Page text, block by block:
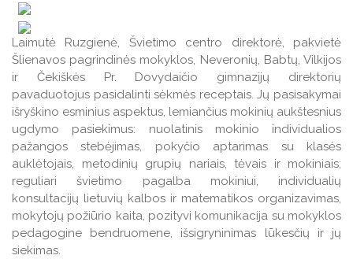
Laimutė Ruzgienė, Švietimo centro direktorė, pakvietė
Šlienavos pagrindinės mokyklos, Neveronių, Babtų, Vilkijos
ir Čekiškės Pr. Dovydaičio gimnazijų direktorių
pavaduotojus pasidalinti sėkmės receptais. Jų pasisakymai
išryškino esminius aspektus, lemiančius mokinių aukštesnius
ugdymo pasiekimus: nuolatinis mokinio individualios
pažangos stebėjimas, pokyčio aptarimas su klasės
auklėtojais, metodinių grupių nariais, tėvais ir mokiniais;
reguliari švietimo pagalba mokiniui, individualių
konsultacijų lietuvių kalbos ir matematikos organizavimas,
mokytojų požiūrio kaita, pozityvi komunikacija su mokyklos
pedagogine bendruomene, išsigryninimas lūkesčių ir jų
siekimas.